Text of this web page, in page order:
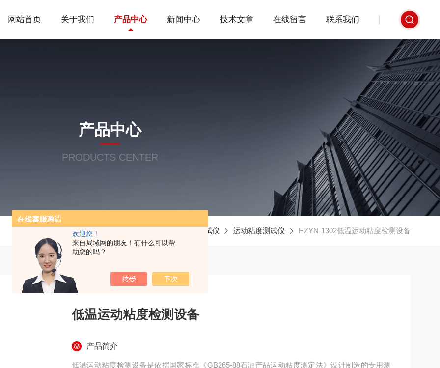
欢迎您！
来自局域网的朋友！有什么可以帮
助您的吗？
网站首页 关于我们 产品中心 新闻中心 技术文章 在线留言 联系我们
产品中心
PRODUCTS CENTER
当前位置： 绝缘油测试仪 运动粘度测试仪 HZYN-1302低温运动粘度检测设备
低温运动粘度检测设备
产品简介
低温运动粘度检测设备是依据国家标准《GB265-88石油产品运动粘度测定法》设计制造的专用测